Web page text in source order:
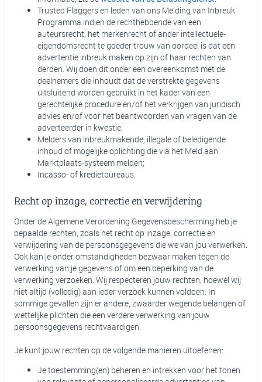
Trusted Flaggers en leden van ons Melding van Inbreuk
Programma indien de rechthebbende van een
auteursrecht, het merkenrecht of ander intellectuele-
eigendomsrecht te goeder trouw van oordeel is dat een
advertentie inbreuk maken op zijn of haar rechten van
derden. Wij doen dit onder een overeenkomst met de
deelnemers die inhoudt dat de verstrekte gegevens
uitsluitend worden gebruikt in het kader van een
gerechtelijke procedure en/of het verkrijgen van juridisch
advies en/of voor het beantwoorden van vragen van de
adverteerder in kwestie;
Melders van inbreukmakende, illegale of beledigende
inhoud of mogelijke oplichting die via het Meld aan
Marktplaats-systeem melden;
Incasso- of kredietbureaus.
Recht op inzage, correctie en verwijdering
Onder de Algemene Verordening Gegevensbescherming heb je
bepaalde rechten, zoals het recht op inzage, correctie en
verwijdering van de persoonsgegevens die we van jou verwerken.
Ook kan je onder omstandigheden bezwaar maken tegen de
verwerking van je gegevens of om een beperking van de
verwerking verzoeken. Wij respecteren jouw rechten, hoewel wij
niet altijd (volledig) aan ieder verzoek kunnen voldoen. In
sommige gevallen zijn er andere, zwaarder wegende belangen of
wettelijke plichten die een verdere verwerking van jouw
persoonsgegevens rechtvaardigen.
Je kunt jouw rechten op de volgende manieren uitoefenen:
Je toestemming(en) beheren en intrekken voor het tonen